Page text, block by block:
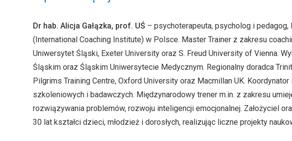
Dr hab. Alicja Gałązka, prof. UŚ – psychoterapeuta, psycholog i
(International Coaching Institute) w Polsce. Master Trainer z zakresu
Uniwersytet Śląski, Exeter University oraz S. Freud University of Vienna.
Śląskim oraz Śląskim Uniwersytecie Medycznym. Regionalny doradca
Pilgrims Training Centre, Oxford University oraz Macmillan UK.
szkoleniowych i badawczych. Międzynarodowy trener m.in. z zakresu
rozwiązywania problemów, rozwoju inteligencji emocjonalnej. Założyciel
30 lat kształci dzieci, młodzież i dorosłych, realizując liczne projekty